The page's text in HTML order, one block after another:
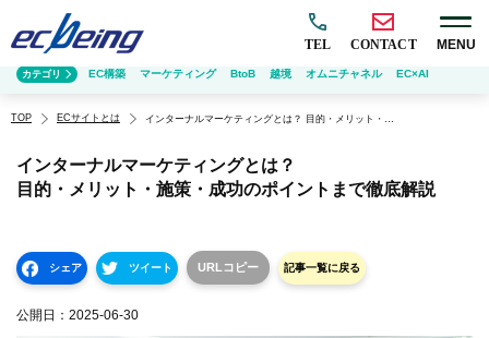
TEL CONTACT MENU
TOP ECサイトとは インターナルマーケティングとは？ 目的・メリット・施策・成功のポイントまで徹底解説
インターナルマーケティングとは？
目的・メリット・施策・成功のポイントまで徹底解説
シェア ツイート URLコピー 記事一覧に戻る
公開日： 2025-06-30
カテゴリ EC構築 マーケティング BtoB 越境 オムニチャネル EC×AI